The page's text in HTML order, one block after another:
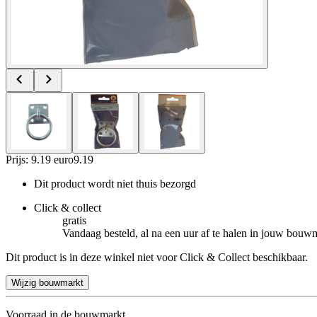
Prijs: 9.19 euro9.19
Dit product wordt niet thuis bezorgd
Click & collect
gratis
Vandaag besteld, al na een uur af te halen in jouw
Dit product is in deze winkel niet voor Click & Collect beschikbaar.
Wijzig bouwmarkt
Voorraad in de bouwmarkt